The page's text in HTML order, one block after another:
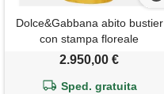
Dolce&Gabbana abito bustier
con stampa floreale
2.950,00 €
Sped. gratuita